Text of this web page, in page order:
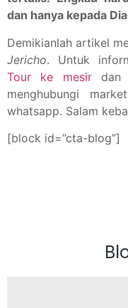
dan hanya kepada
Demikianlah artikel
Jericho. Untuk
Tour ke mesirdan
menghubungi
whatsapp. Salam
[block id=”cta-blog”]